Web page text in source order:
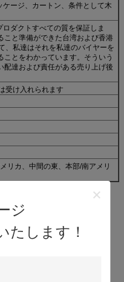
ジ
たします！
ケージ、カートン、条件として木
ロダクトすべての質を保証しま
こと準備ができた台湾および香港
、私達はそれを私達のバイヤーを
とをわかっています。そういう
配達および責任がある売り上げ後
受け入れられます
リカ、中間の東、本部/南アメリ
の溶接/曲がる
を確認します
、銅、等
ニッケルのクロム銅のサテン、